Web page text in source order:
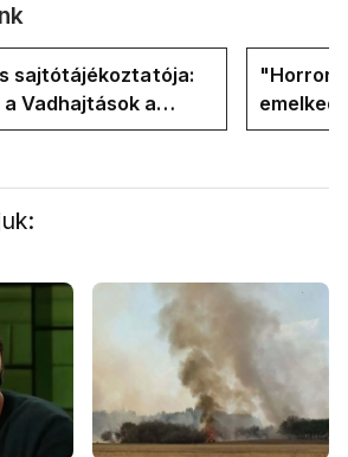
sajtótájékoztatója:
Vadhajtások a
helyzetért
"Horror
oldalán